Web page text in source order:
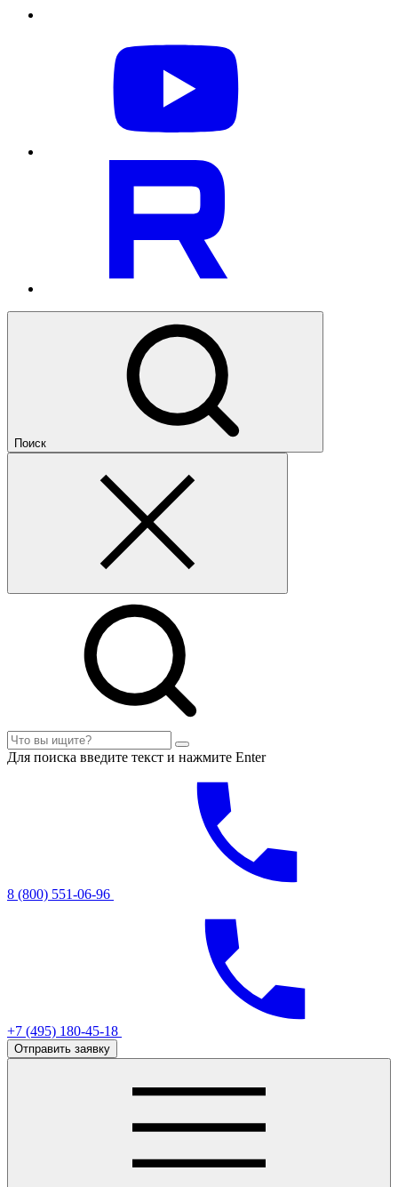
Поиск
Для поиска введите текст и нажмите Enter
8 (800) 551-06-96
+7 (495) 180-45-18
Отправить заявку